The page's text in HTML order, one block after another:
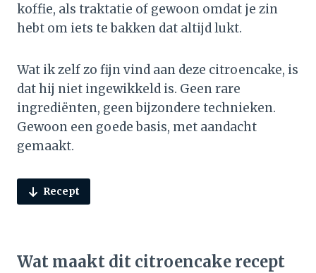
koffie, als traktatie of gewoon omdat je zin
hebt om iets te bakken dat altijd lukt.
Wat ik zelf zo fijn vind aan deze citroencake, is
dat hij niet ingewikkeld is. Geen rare
ingrediënten, geen bijzondere technieken.
Gewoon een goede basis, met aandacht
gemaakt.
Recept
Wat maakt dit citroencake recept